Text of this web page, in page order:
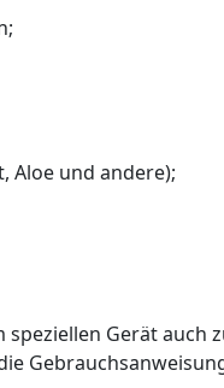
Aloe und andere);
Gerät auch